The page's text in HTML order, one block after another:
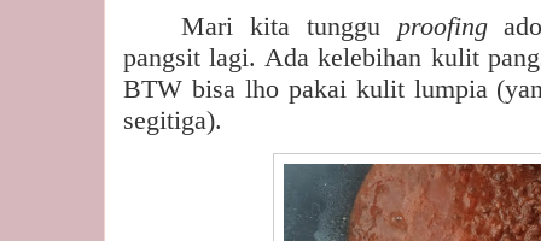
Mari kita tunggu proofing
pangsit lagi. Ada kelebihan kulit
BTW bisa lho pakai kulit lumpia
segitiga).